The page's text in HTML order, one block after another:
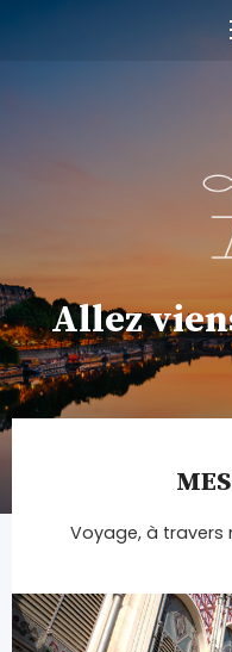
Allez
Voyage, à travers